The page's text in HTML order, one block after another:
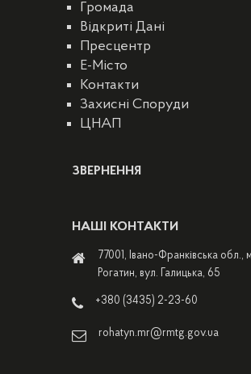
Громада
Відкриті Дані
Пресцентр
E-Місто
Контакти
Захисні Споруди
ЦНАП
ЗВЕРНЕННЯ
НАШІ КОНТАКТИ
77001, Івано-Франківська обл.,
Рогатин, вул. Галицька, 65
+380 (3435) 2-23-60
rohatyn.mr@rmtg.gov.ua